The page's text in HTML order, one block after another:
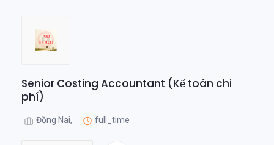
Senior Costing Accountant (Kế toán chi
phí)
Đồng Nai, full_time